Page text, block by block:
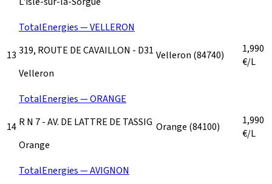
13
TotalEnergies — VELLERON
319, ROUTE DE CAVAILLON - D31
Velleron
Velleron (84740)
1,990
€/L
14
TotalEnergies — ORANGE
R N 7 - AV. DE LATTRE DE TASSIG
Orange
Orange (84100)
1,990
€/L
TotalEnergies — AVIGNON